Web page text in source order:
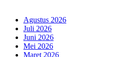
Agustus 2026
Juli 2026
Juni 2026
Mei 2026
Maret 2026